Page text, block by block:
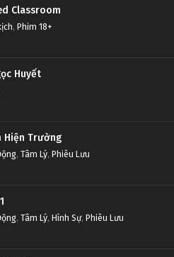
Classroom
, Phim 18+
Huyết
Hiện Trường
, Tâm Lý, Phiêu Lưu
, Tâm Lý, Hình Sự, Phiêu Lưu